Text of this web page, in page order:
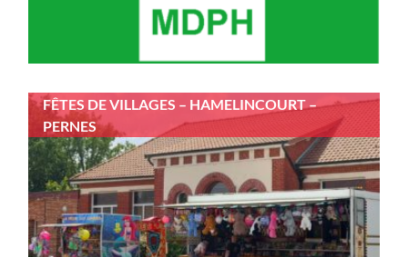
FÊTES DE VILLAGES – HAMELINCOURT –
PERNES